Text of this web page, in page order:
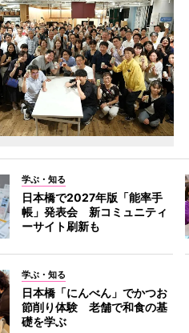
学ぶ・知る
日本橋で2027年版「能率手
帳」発表会 新コミュニティ
ーサイト刷新も
学ぶ・知る
日本橋「にんべん」でかつお
節削り体験 老舗で和食の基
礎を学ぶ